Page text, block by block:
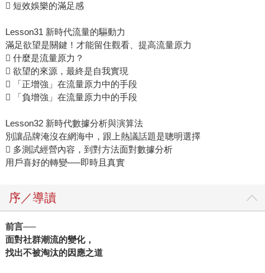
 短效娛樂的滿足感
Lesson31 新時代流量的驅動力
滿足欲望是關鍵！才能留住觀看、提高流量原力
 什麼是流量原力？
 欲望的來源，最終是自我實現
 「正增強」在流量原力中的手段
 「負增強」在流量原力中的手段
Lesson32 新時代數據分析與演算法
別讓品牌淹沒在網海中，跟上熱議話題是聰明選擇
 多測試經營內容，到對方法面對數據分析
用戶喜好的轉變──即時且真實
序／導讀
前言──
面對社群潮流的變化，
找出不被淘汰的因應之道